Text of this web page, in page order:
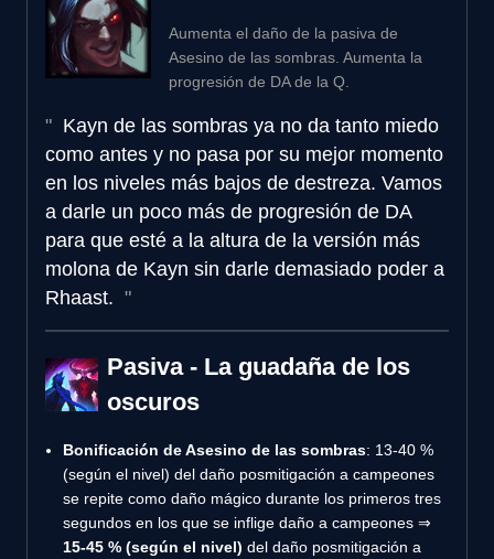
Aumenta el daño de la pasiva de
Asesino de las sombras. Aumenta la
progresión de DA de la Q.
Kayn de las sombras ya no da tanto miedo
como antes y no pasa por su mejor momento
en los niveles más bajos de destreza. Vamos
a darle un poco más de progresión de DA
para que esté a la altura de la versión más
molona de Kayn sin darle demasiado poder a
Rhaast.
Pasiva - La guadaña de los
oscuros
Bonificación de Asesino de las sombras: 13-40 %
(según el nivel) del daño posmitigación a campeones
se repite como daño mágico durante los primeros tres
segundos en los que se inflige daño a campeones ⇒
15-45 % (según el nivel) del daño posmitigación a